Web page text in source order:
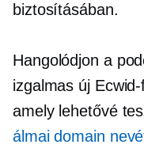
biztosításában.
Hangolódjon a
izgalmas új
amely lehetővé
álmai domain